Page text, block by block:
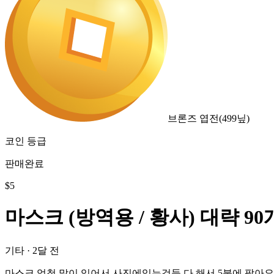
브론즈 엽전(499닢)
코인 등급
판매완료
$5
마스크 (방역용 / 황사) 대략 90
기타 · 2달 전